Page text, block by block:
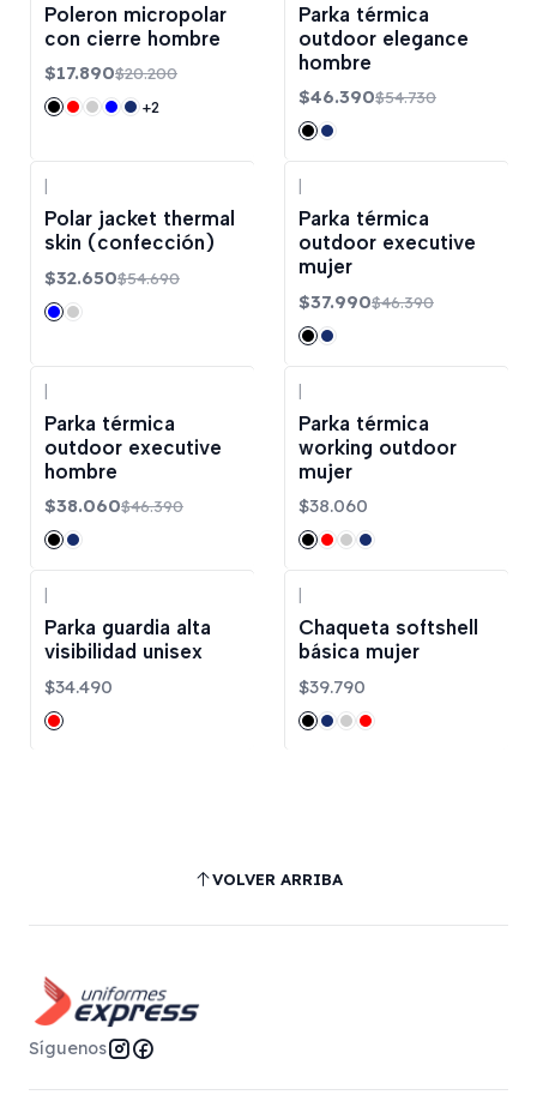
Poleron micropolar
con cierre hombre
$17.890$20.200
+2
Parka térmica
outdoor elegance
hombre
$46.390$54.730
Polar jacket thermal
skin (confección)
$32.650$54.690
Parka térmica
outdoor executive
mujer
$37.990$46.390
|
Parka térmica
outdoor executive
hombre
$38.060$46.390
|
Parka térmica
working outdoor
mujer
$38.060
Parka guardia alta
visibilidad unisex
$34.490
Chaqueta softshell
básica mujer
$39.790
VOLVER ARRIBA
Síguenos